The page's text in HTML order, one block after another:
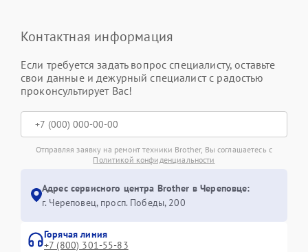
Контактная информация
Если требуется задать вопрос специалисту, оставьте
свои данные и дежурный специалист с радостью
проконсультирует Вас!
Отправляя заявку на ремонт техники Brother, Вы соглашаетесь с
Политикой конфиденциальности
Адрес сервисного центра Brother в Череповце:
г. Череповец, просп. Победы, 200
Горячая линия
+7 (800) 301-55-83